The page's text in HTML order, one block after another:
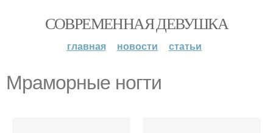
СОВРЕМЕННАЯ ДЕВУШКА
главная новости статьи
Мраморные ногти